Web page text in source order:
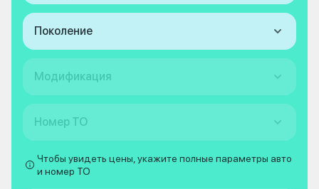
Поколение
Модификация
Номер ТО
Чтобы увидеть цены, укажите полные параметры авто
и номер ТО